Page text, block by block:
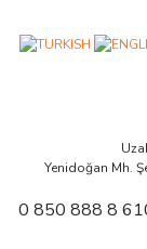
Yenidoğan Mh.
0 850 888 8